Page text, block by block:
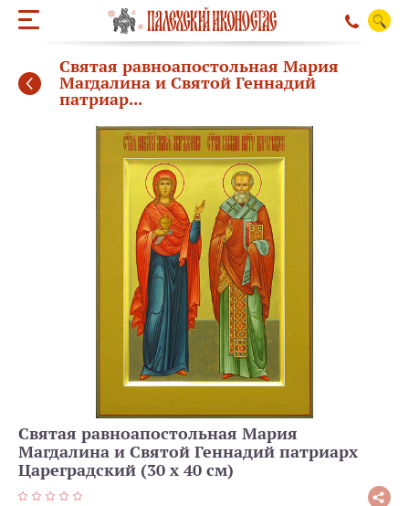
Святая равноапостольная Мария
Магдалина и Святой Геннадий
патриар...
Святая равноапостольная Мария
Магдалина и Святой Геннадий патриарх
Цареградский (30 х 40 см)